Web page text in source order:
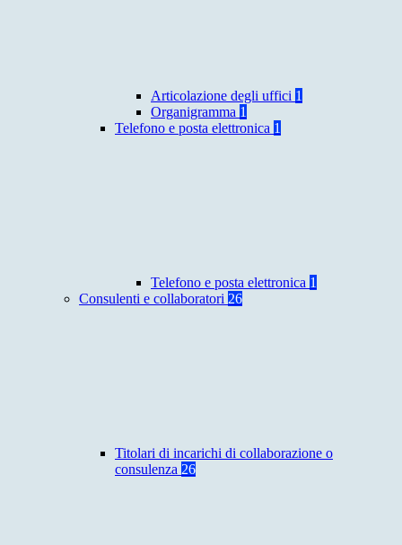
Articolazione degli uffici 1
Organigramma 1
Telefono e posta elettronica 1
Telefono e posta elettronica 1
Consulenti e collaboratori 26
Titolari di incarichi di collaborazione o
consulenza 26